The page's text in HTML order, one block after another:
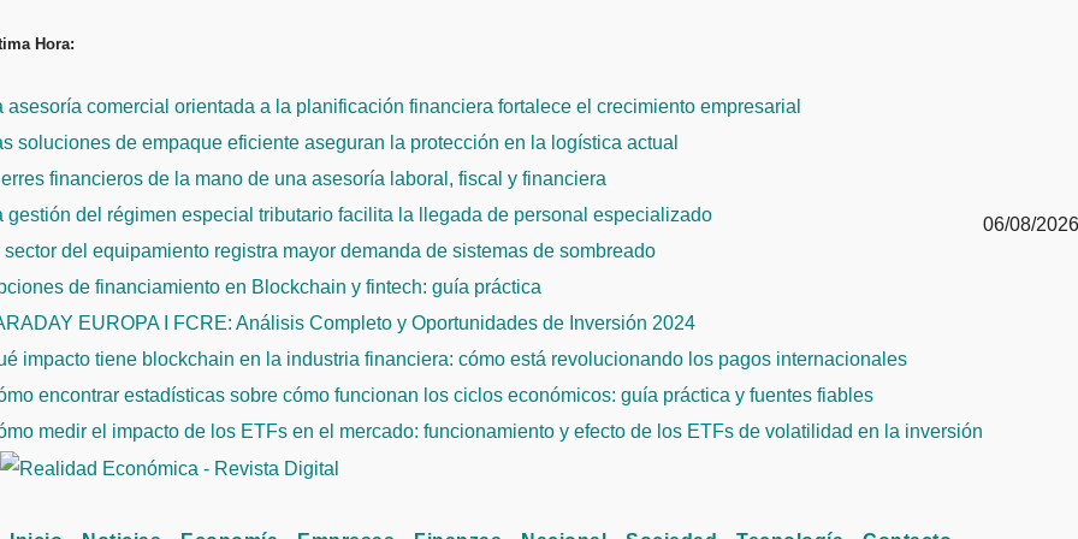
al
Hora:
asesoría comercial orientada a la planificación financiera fortalece el crecimiento empresarial
soluciones de empaque eficiente aseguran la protección en la logística actual
financieros de la mano de una asesoría laboral, fiscal y financiera
gestión del régimen especial tributario facilita la llegada de personal especializado
sector del equipamiento registra mayor demanda de sistemas de sombreado
de financiamiento en Blockchain y fintech: guía práctica
EUROPA I FCRE: Análisis Completo y Oportunidades de Inversión 2024
impacto tiene blockchain en la industria financiera: cómo está revolucionando los pagos internacionales
encontrar estadísticas sobre cómo funcionan los ciclos económicos: guía práctica y fuentes fiables
medir el impacto de los ETFs en el mercado: funcionamiento y efecto de los ETFs de volatilidad en la inversión
06/08/2026